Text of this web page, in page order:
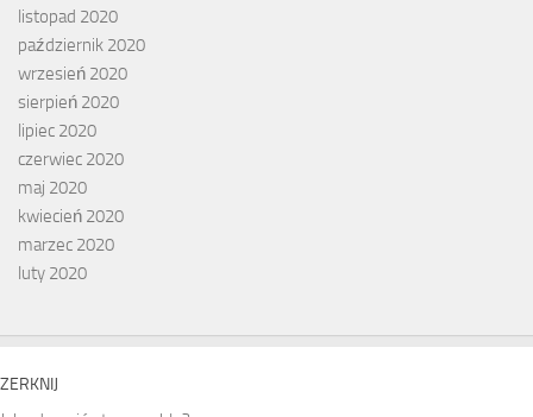
listopad 2020
październik 2020
wrzesień 2020
sierpień 2020
lipiec 2020
czerwiec 2020
maj 2020
kwiecień 2020
marzec 2020
luty 2020
ZERKNIJ